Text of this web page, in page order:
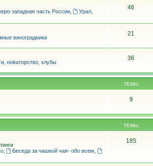
западная часть России,
Урал,
46
виноградники
21
новаторство, клубы
36
ТЕМЫ
9
ТЕМЫ
, Беседа за чашкой чая- обо всем
185